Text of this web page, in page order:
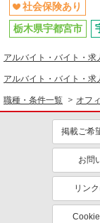
社会保険あり
栃木県宇都宮市
アルバイト・バイト・求
アルバイト・バイト・求
職種・条件一覧 オフ
掲載ご希
お問
リン